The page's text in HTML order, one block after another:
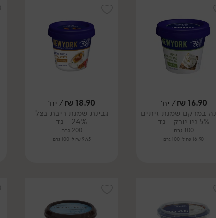
16.90
₪/ יח׳
במרקם שמנת זיתים
5% ניו יורק - גד
100 גרם
16.90 ₪ ל-100 גרם
18.90
₪/ יח׳
גבינת שמנת ריבת בצל
24% - גד
200 גרם
9.45 ₪ ל-100 גרם